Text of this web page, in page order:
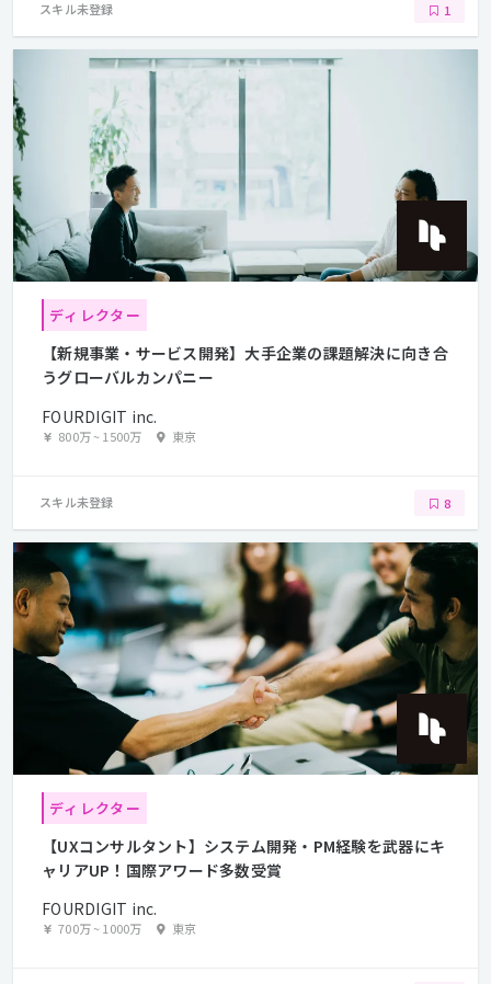
スキル未登録 1
ディレクター
【新規事業・サービス開発】大手企業の課題解決に向き合
うグローバルカンパニー
FOURDIGIT inc.
800万~1500万 東京
スキル未登録 8
ディレクター
【UXコンサルタント】システム開発・PM経験を武器にキ
ャリアUP！国際アワード多数受賞
FOURDIGIT inc.
700万~1000万 東京